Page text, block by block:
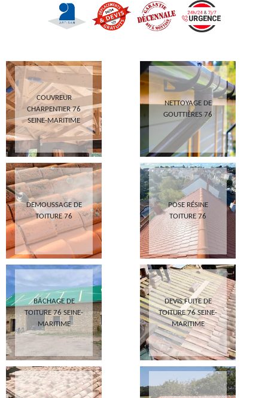
COUVREUR
CHARPENTIER 76
SEINE-MARITIME
NETTOYAGE DE
GOUTTIÈRES 76
DEMOUSSAGE DE
TOITURE 76
POSE RÉSINE
TOITURE 76
BÂCHAGE DE
TOITURE 76 SEINE-
MARITIME
DEVIS FUITE DE
TOITURE 76 SEINE-
MARITIME